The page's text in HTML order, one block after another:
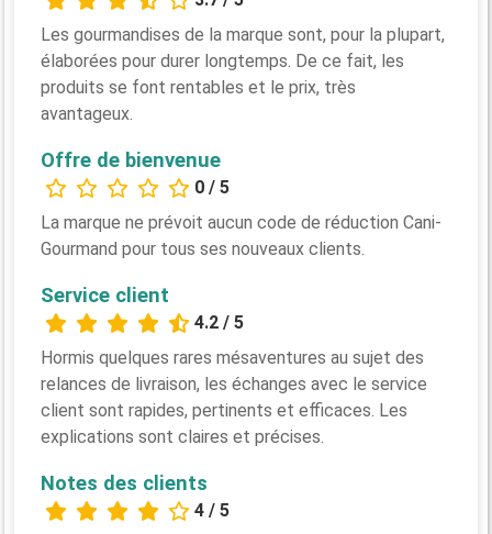
Les gourmandises de la marque sont, pour la plupart,
élaborées pour durer longtemps. De ce fait, les
produits se font rentables et le prix, très
avantageux.
Offre de bienvenue
0 / 5
La marque ne prévoit aucun code de réduction Cani-
Gourmand pour tous ses nouveaux clients.
Service client
4.2 / 5
Hormis quelques rares mésaventures au sujet des
relances de livraison, les échanges avec le service
client sont rapides, pertinents et efficaces. Les
explications sont claires et précises.
Notes des clients
4 / 5